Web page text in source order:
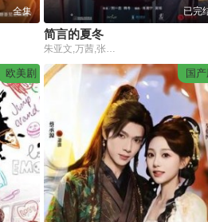
全集 已完
简言的夏冬
朱亚文,万茜,张萌,袁文康,张子健,薛皓文,范帅琦,龙政璇,贾本初,蒋方婷
欧美剧 国